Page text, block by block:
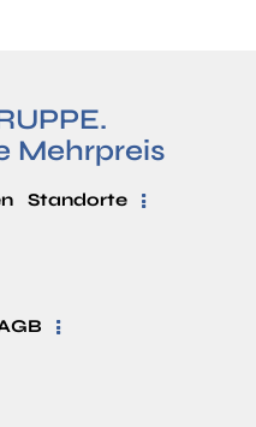
Mehrpreis
Standorte